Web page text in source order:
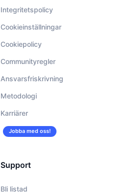
Integritetspolicy
Cookieinställningar
Cookiepolicy
Communityregler
Ansvarsfriskrivning
Metodologi
Karriärer
Jobba med oss!
Support
Bli listad